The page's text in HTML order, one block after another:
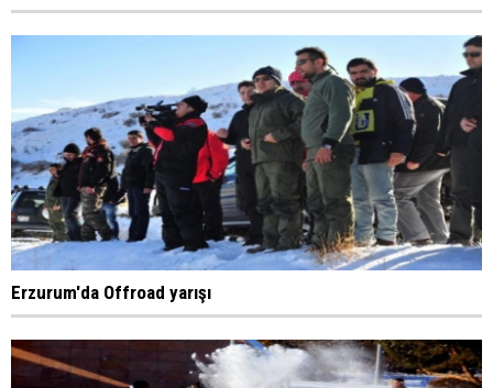
Erzurum'da Offroad yarışı